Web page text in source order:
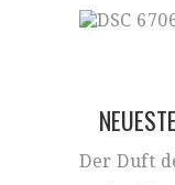
Der Duft